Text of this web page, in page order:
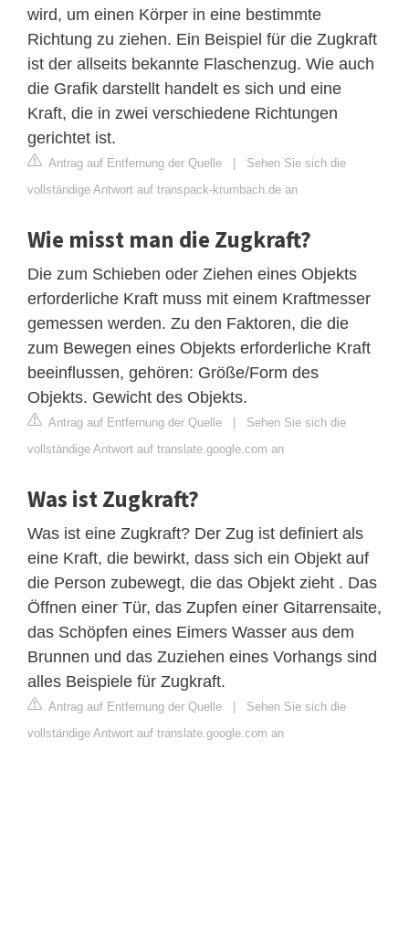
wird, um einen Körper in eine bestimmte
Richtung zu ziehen. Ein Beispiel für die Zugkraft
ist der allseits bekannte Flaschenzug. Wie auch
die Grafik darstellt handelt es sich und eine
Kraft, die in zwei verschiedene Richtungen
gerichtet ist.
Antrag auf Entfernung der Quelle | Sehen Sie sich die
vollständige Antwort auf transpack-krumbach.de an
Wie misst man die Zugkraft?
Die zum Schieben oder Ziehen eines Objekts
erforderliche Kraft muss mit einem Kraftmesser
gemessen werden. Zu den Faktoren, die die
zum Bewegen eines Objekts erforderliche Kraft
beeinflussen, gehören: Größe/Form des
Objekts. Gewicht des Objekts.
Antrag auf Entfernung der Quelle | Sehen Sie sich die
vollständige Antwort auf translate.google.com an
Was ist Zugkraft?
Was ist eine Zugkraft? Der Zug ist definiert als
eine Kraft, die bewirkt, dass sich ein Objekt auf
die Person zubewegt, die das Objekt zieht . Das
Öffnen einer Tür, das Zupfen einer Gitarrensaite,
das Schöpfen eines Eimers Wasser aus dem
Brunnen und das Zuziehen eines Vorhangs sind
alles Beispiele für Zugkraft.
Antrag auf Entfernung der Quelle | Sehen Sie sich die
vollständige Antwort auf translate.google.com an